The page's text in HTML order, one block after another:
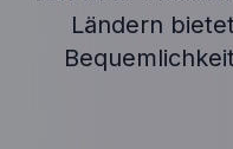
Ländern